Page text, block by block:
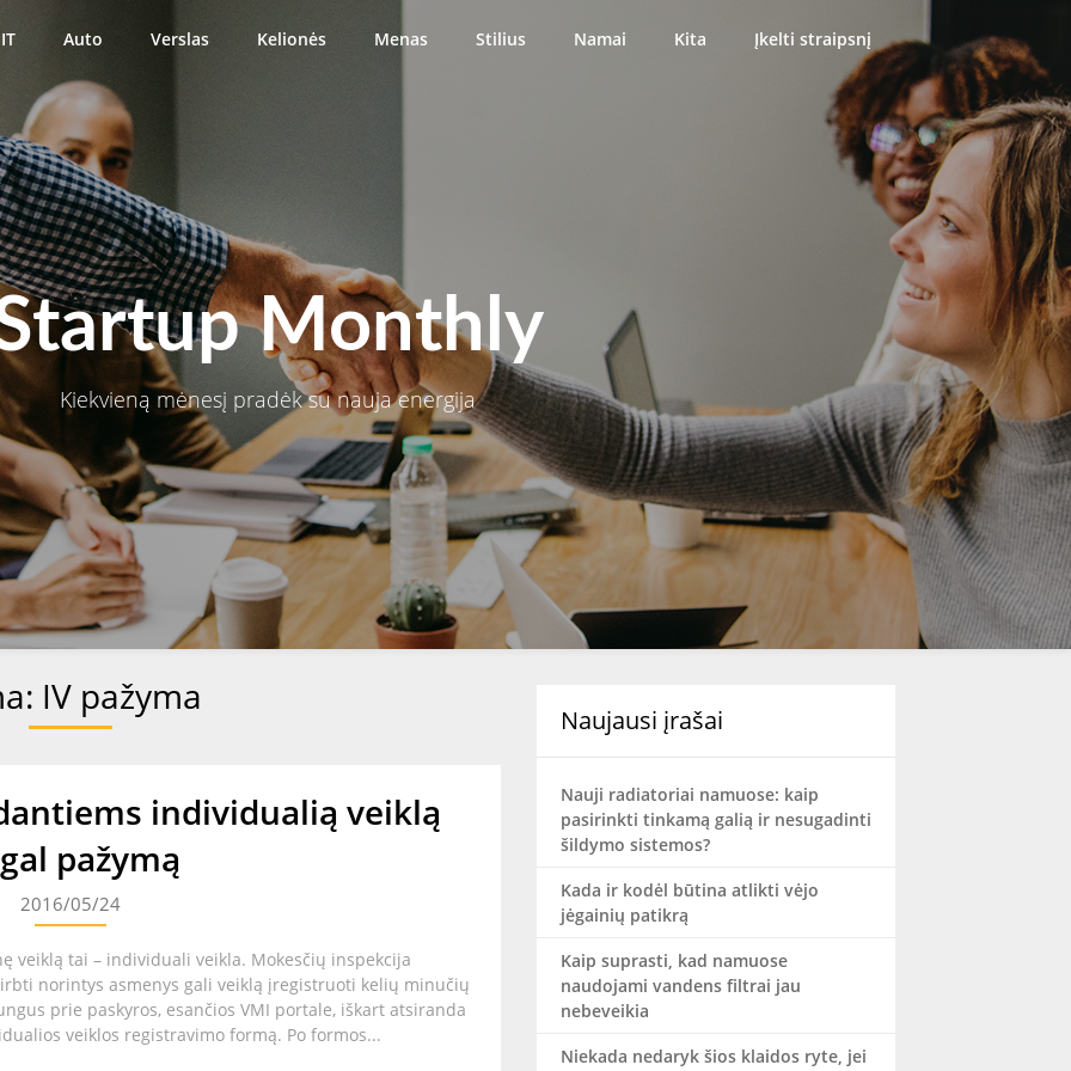
IT Auto Verslas Kelionės Menas Stilius Namai Kita Įkelti straipsnį
Monthly
Kiekvieną mėnesį pradėk su nauja energija
IV pažyma
individualią veiklą
pažymą
2016/05/24
veiklą tai – individuali veikla. Mokesčių inspekcija
norintys asmenys gali veiklą įregistruoti kelių minučių
prie paskyros, esančios VMI portale, iškart atsiranda
veiklos registravimo formą. Po formos...
Naujausi įrašai
Nauji radiatoriai namuose: kaip
pasirinkti tinkamą galią ir nesugadinti
šildymo sistemos?
Kada ir kodėl būtina atlikti vėjo
jėgainių patikrą
Kaip suprasti, kad namuose
naudojami vandens filtrai jau
nebeveikia
Niekada nedaryk šios klaidos ryte, jei